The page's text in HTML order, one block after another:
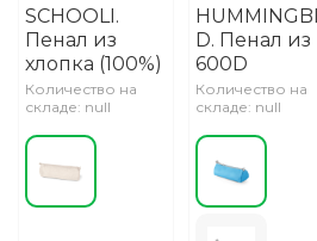
SCHOOLI.
Пенал из
хлопка (100%)
Количество на
складе: null
D. Пенал из
600D
Количество на
складе: null